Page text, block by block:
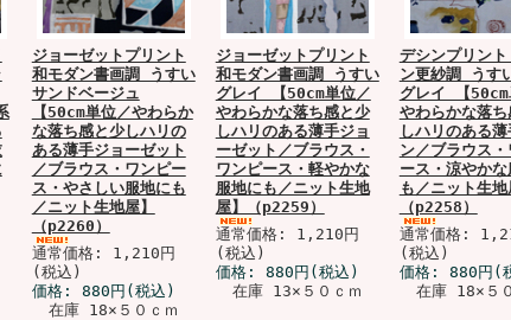
ジョーゼットプリント
和モダン書画調 うすい
サンドベージュ
【50cm単位／やわらか
な落ち感と少しハリの
ある薄手ジョーゼット
／ブラウス・ワンピー
ス・やさしい服地にも
／ニット生地屋】
（p2260）
通常価格: 1,210円
(税込)
価格: 880円 (税込)
在庫 18×５０ｃｍ
ジョーゼットプリント
和モダン書画調 うすい
グレイ 【50cm単位／
やわらかな落ち感と少
しハリのある薄手ジョ
ーゼット／ブラウス・
ワンピース・軽やかな
服地にも／ニット生地
屋】（p2259）
通常価格: 1,210円
(税込)
価格: 880円 (税込)
在庫 13×５０ｃｍ
デシンプリン
ン更紗調 うす
グレイ 【50cm
やわらかな落ち
しハリのある
ン／ブラウス
ース・涼やか
も／ニット生地
（p2258）
通常価格:
(税込)
価格: 880円 (
在庫 18×５